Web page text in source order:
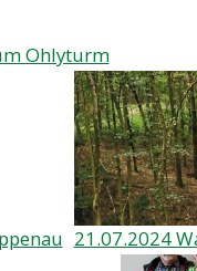
Ohlyturm
21.07.2024